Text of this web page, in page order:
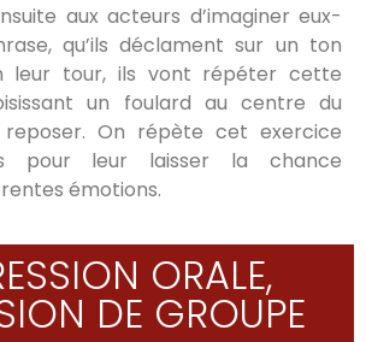
aux acteurs d’imaginer eux-
qu’ils déclament sur un ton
leur tour, ils vont répéter cette
un foulard au centre du
On répète cet exercice
pour leur laisser la chance
émotions.
ORALE,
DE GROUPE